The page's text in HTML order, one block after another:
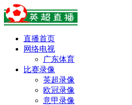
直播首页
网络电视
广东体育
比赛录像
英超录像
欧冠录像
意甲录像